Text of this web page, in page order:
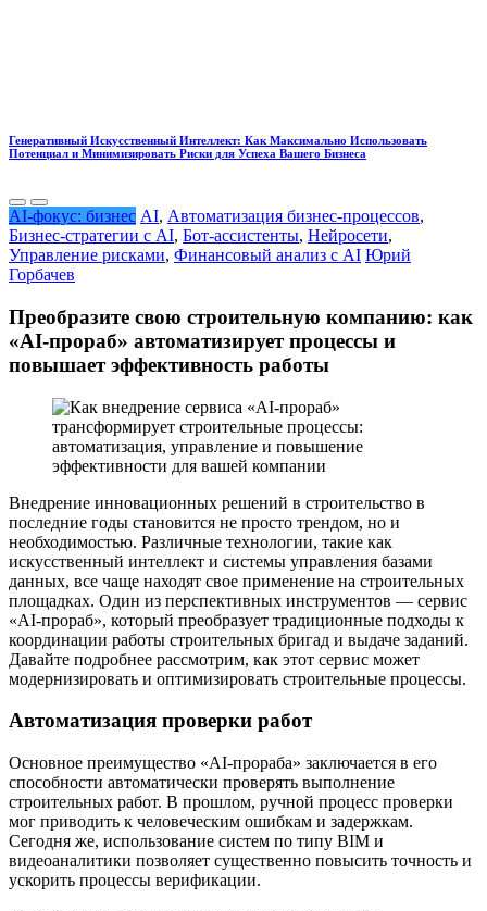
Генеративный Искусственный Интеллект: Как Максимально Использовать
Потенциал и Минимизировать Риски для Успеха Вашего Бизнеса
AI-фокус: бизнес AI, Автоматизация бизнес-процессов,
Бизнес-стратегии с AI, Бот-ассистенты, Нейросети,
Управление рисками, Финансовый анализ с AI Юрий
Горбачев
Преобразите свою строительную компанию: как
«AI-прораб» автоматизирует процессы и
повышает эффективность работы
Внедрение инновационных решений в строительство в
последние годы становится не просто трендом, но и
необходимостью. Различные технологии, такие как
искусственный интеллект и системы управления базами
данных, все чаще находят свое применение на строительных
площадках. Один из перспективных инструментов — сервис
«AI-прораб», который преобразует традиционные подходы к
координации работы строительных бригад и выдаче заданий.
Давайте подробнее рассмотрим, как этот сервис может
модернизировать и оптимизировать строительные процессы.
Автоматизация проверки работ
Основное преимущество «AI-прораба» заключается в его
способности автоматически проверять выполнение
строительных работ. В прошлом, ручной процесс проверки
мог приводить к человеческим ошибкам и задержкам.
Сегодня же, использование систем по типу BIM и
видеоаналитики позволяет существенно повысить точность и
ускорить процессы верификации.